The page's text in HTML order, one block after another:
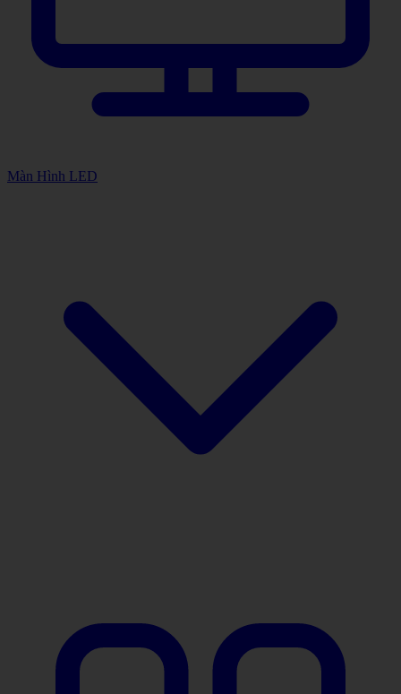
Màn Hình LED